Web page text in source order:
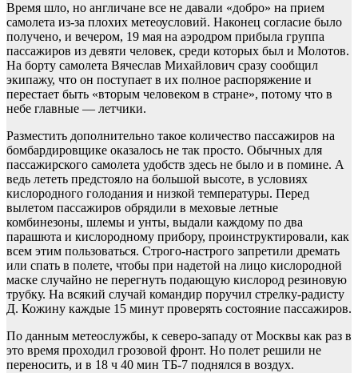
Время шло, но англичане все не давали «добро» на прием
самолета из-за плохих метеоусловий. Наконец согласие было
получено, и вечером, 19 мая на аэродром прибыла группа
пассажиров из девяти человек, среди которых был и Молотов.
На борту самолета Вячеслав Михайлович сразу сообщил
экипажу, что он поступает в их полное распоряжение и
перестает быть «вторым человеком в стране», потому что в
небе главные — летчики.
Разместить дополнительно такое количество пассажиров на
бомбардировщике оказалось не так просто. Обычных для
пассажирского самолета удобств здесь не было и в помине. А
ведь лететь предстояло на большой высоте, в условиях
кислородного голодания и низкой температуры. Перед
вылетом пассажиров обрядили в меховые летные
комбинезоны, шлемы и унты, выдали каждому по два
парашюта и кислородному прибору, проинструктировали, как
всем этим пользоваться. Строго-настрого запретили дремать
или спать в полете, чтобы при надетой на лицо кислородной
маске случайно не перегнуть подающую кислород резиновую
трубку. На всякий случай командир поручил стрелку-радисту
Д. Кожину каждые 15 минут проверять состояние пассажиров.
По данным метеослужбы, к северо-западу от Москвы как раз в
это время проходил грозовой фронт. Но полет решили не
переносить, и в 18 ч 40 мин ТБ-7 поднялся в воздух.